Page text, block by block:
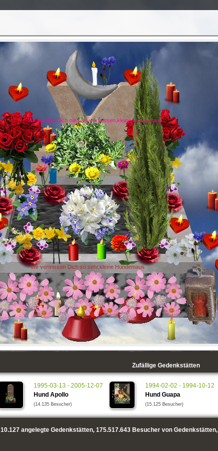
Wir vermissen Dich so sehr,kleine Hundemaus
Wir werden Dich niemals vergessen,kleine Hundemaus
Zufällige Gedenkstätten
1995-03-13 - 2005-12-07
Hund Apollo
(14.135 Besucher)
1994-02-02 - 1994-10-12
Hund Guapa
(15.125 Besucher)
10.127angelegte Gedenkstätten, 175.517.643Besucher von Gedenkstätten,